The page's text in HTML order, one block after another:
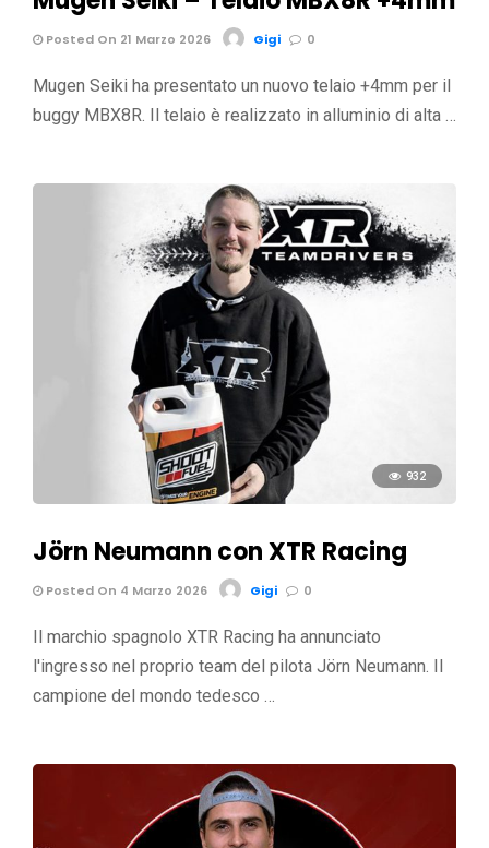
Posted On 21 Marzo 2026 Gigi 0
Mugen Seiki ha presentato un nuovo telaio +4mm per il
buggy MBX8R. Il telaio è realizzato in alluminio di alta …
932
Jörn Neumann con XTR Racing
Posted On 4 Marzo 2026 Gigi 0
Il marchio spagnolo XTR Racing ha annunciato
l'ingresso nel proprio team del pilota Jörn Neumann. Il
campione del mondo tedesco …